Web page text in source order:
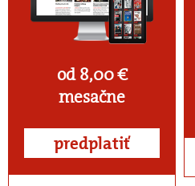
od 8,00 €
mesačne
predplatiť